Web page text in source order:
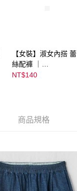
【女裝】淑女內搭 蕾
絲配褲 ｜
04303C05372000002
NT$140
商品規格